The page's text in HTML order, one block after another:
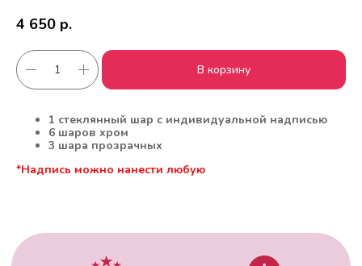
4 650 р.
В корзину
1 стеклянный шар с индивидуальной надписью
6 шаров хром
3 шара прозрачных
*Надпись можно нанести любую
Скидки постоянным
Оплата удобным